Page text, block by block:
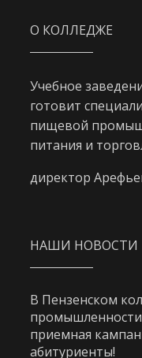
О КОЛЛЕДЖЕ
Учебное
готовит
пищевой
питания и
директор
НАШИ НОВОСТИ
В Пензенском
приемная
абитуриенты!